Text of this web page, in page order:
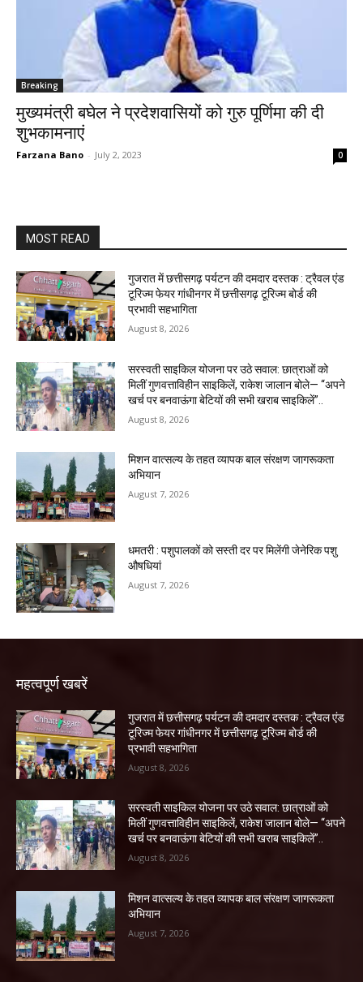
Breaking
मुख्यमंत्री बघेल ने प्रदेशवासियों को गुरु पूर्णिमा की दी
शुभकामनाएं
Farzana Bano - July 2, 2023 0
MOST READ
गुजरात में छत्तीसगढ़ पर्यटन की दमदार दस्तक : ट्रैवल एंड
टूरिज्म फेयर गांधीनगर में छत्तीसगढ़ टूरिज्म बोर्ड की
प्रभावी सहभागिता
August 8, 2026
सरस्वती साइकिल योजना पर उठे सवाल: छात्राओं को
मिलीं गुणवत्ताविहीन साइकिलें, राकेश जालान बोले— “अपने
खर्च पर बनवाऊंगा बेटियों की सभी खराब साइकिलें”..
August 8, 2026
मिशन वात्सल्य के तहत व्यापक बाल संरक्षण जागरूकता
अभियान
August 7, 2026
धमतरी : पशुपालकों को सस्ती दर पर मिलेंगी जेनेरिक पशु
औषधियां
August 7, 2026
महत्वपूर्ण खबरें
गुजरात में छत्तीसगढ़ पर्यटन की दमदार दस्तक : ट्रैवल एंड
टूरिज्म फेयर गांधीनगर में छत्तीसगढ़ टूरिज्म बोर्ड की
प्रभावी सहभागिता
August 8, 2026
सरस्वती साइकिल योजना पर उठे सवाल: छात्राओं को
मिलीं गुणवत्ताविहीन साइकिलें, राकेश जालान बोले— “अपने
खर्च पर बनवाऊंगा बेटियों की सभी खराब साइकिलें”..
August 8, 2026
मिशन वात्सल्य के तहत व्यापक बाल संरक्षण जागरूकता
अभियान
August 7, 2026